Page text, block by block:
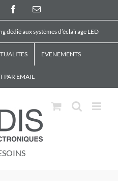
FacebookEmail
dédié aux systèmes d’éclairage LED
EVENEMENTS
PAR EMAIL